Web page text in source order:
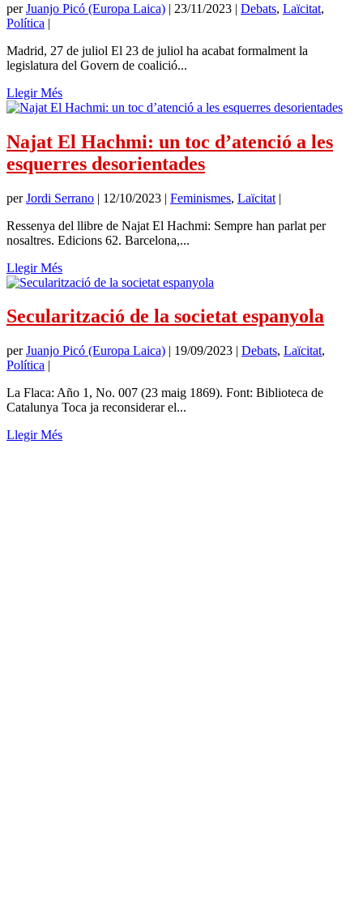
perJuanjo Picó (Europa Laica) | 23/11/2023 | Debats, Laïcitat,
Política |
Madrid, 27 de juliol El 23 de juliol ha acabat formalment la
legislatura del Govern de coalició...
Llegir Més
Najat El Hachmi: un toc d’atenció a les
esquerres desorientades
perJordi Serrano | 12/10/2023 | Feminismes, Laïcitat |
Ressenya del llibre de Najat El Hachmi: Sempre han parlat per
nosaltres. Edicions 62. Barcelona,...
Llegir Més
Secularització de la societat espanyola
perJuanjo Picó (Europa Laica) | 19/09/2023 | Debats, Laïcitat,
Política |
La Flaca: Año 1, No. 007 (23 maig 1869). Font: Biblioteca de
Catalunya Toca ja reconsiderar el...
Llegir Més